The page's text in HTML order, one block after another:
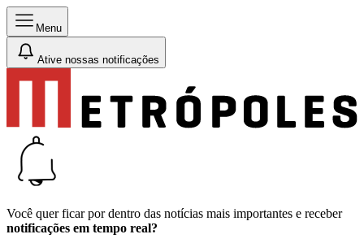
Menu
Ative nossas notificações
Você quer ficar por dentro das notícias mais importantes e receber
notificações em tempo real?